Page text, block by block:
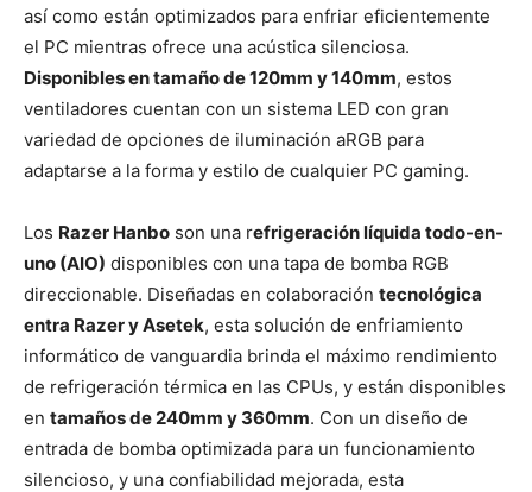
así como están optimizados para enfriar eficientemente
el PC mientras ofrece una acústica silenciosa.
Disponibles en tamaño de 120mm y 140mm, estos
ventiladores cuentan con un sistema LED con gran
variedad de opciones de iluminación aRGB para
adaptarse a la forma y estilo de cualquier PC gaming.
Los Razer Hanbo son una refrigeración líquida todo-en-
uno (AIO) disponibles con una tapa de bomba RGB
direccionable. Diseñadas en colaboración tecnológica
entra Razer y Asetek, esta solución de enfriamiento
informático de vanguardia brinda el máximo rendimiento
de refrigeración térmica en las CPUs, y están disponibles
en tamaños de 240mm y 360mm. Con un diseño de
entrada de bomba optimizada para un funcionamiento
silencioso, y una confiabilidad mejorada, esta